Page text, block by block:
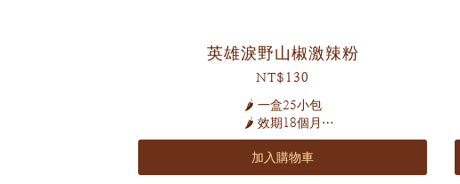
英雄淚野山椒激辣粉
NT$130
🌶️ 一盒25小包
🌶️ 效期18個月
嚴選野山椒，帶出激辣口感！
完美比例細細研磨。
加入購物車